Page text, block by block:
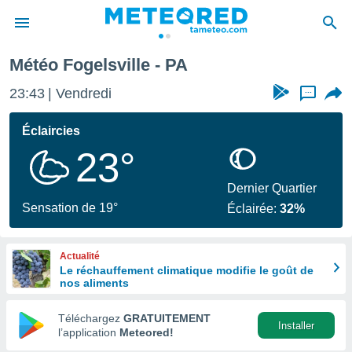
de
en
Météo Fogelsville - PA
23:43 Vendredi ...
Éclaircies
23°
Sensation de 19°
Dernier Quartier
Éclairée:32%
Actualité
Le réchauffement climatique modifie le goût de
nos aliments
Téléchargez GRATUITEMENT
l’application Meteored!
Installer